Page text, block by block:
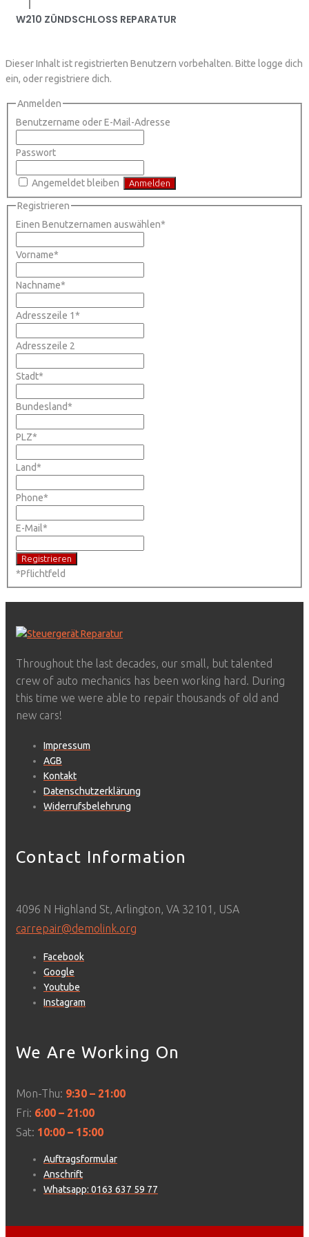
W210 ZÜNDSCHLOSS REPARATUR
Dieser Inhalt ist registrierten Benutzern vorbehalten. Bitte logge dich
ein, oder registriere dich.
Anmelden
Benutzername oder E-Mail-Adresse
Passwort
Angemeldet bleiben
Registrieren
Einen Benutzernamen auswählen*
Vorname*
Nachname*
Adresszeile 1*
Adresszeile 2
Stadt*
Bundesland*
PLZ*
Land*
Phone*
E-Mail*
*Pflichtfeld
Throughout the last decades, our small, but talented
crew of auto mechanics has been working hard. During
this time we were able to repair thousands of old and
new cars!
Impressum
AGB
Kontakt
Datenschutzerklärung
Widerrufsbelehrung
Contact Information
4096 N Highland St, Arlington, VA 32101, USA
carrepair@demolink.org
Facebook
Google
Youtube
Instagram
We Are Working On
Mon-Thu: 9:30 – 21:00
Fri: 6:00 – 21:00
Sat: 10:00 – 15:00
Auftragsformular
Anschrift
Whatsapp: 0163 637 59 77